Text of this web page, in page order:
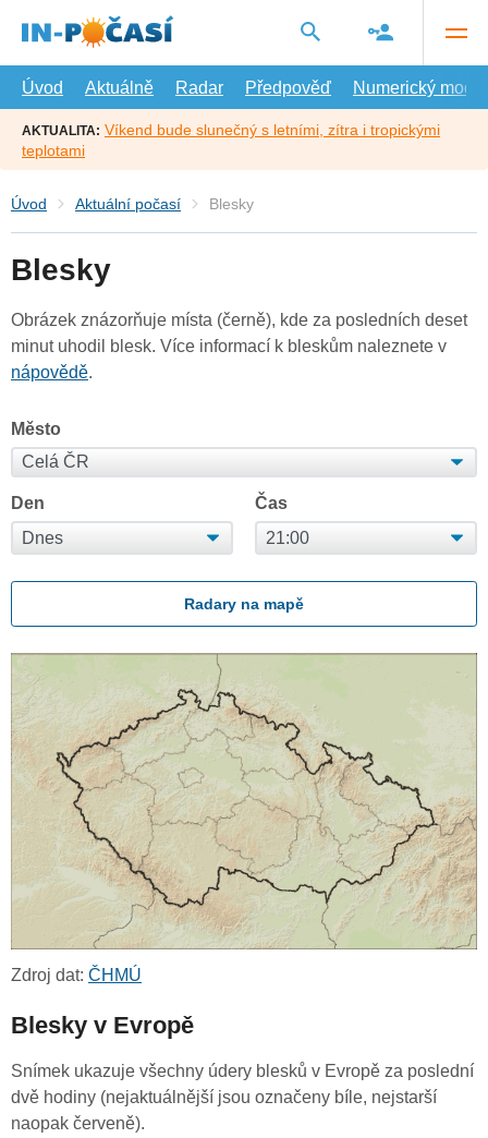
hlavní
Úvod
Aktuálně Radar Předpověď Numerický model
AKTUALITA: Víkend bude slunečný s letními, zítra i tropickými
teplotami
Úvod Aktuální počasí Blesky
Blesky
Obrázek znázorňuje místa (černě), kde za posledních deset
minut uhodil blesk. Více informací k bleskům naleznete v
nápovědě.
Město
Den Čas
Radary na mapě
Zdroj dat: ČHMÚ
Blesky v Evropě
Snímek ukazuje všechny údery blesků v Evropě za poslední
dvě hodiny (nejaktuálnější jsou označeny bíle, nejstarší
naopak červeně).